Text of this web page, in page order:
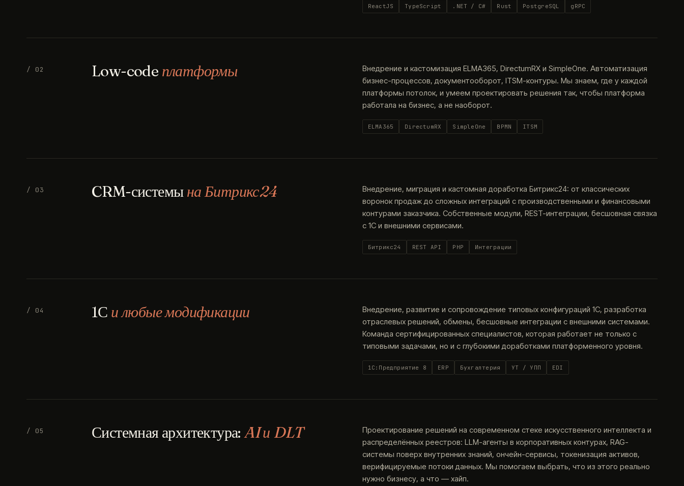
ReactJS TypeScript .NET / C# Rust PostgreSQL gRPC
/ 02 Low-code платформы
Внедрение и кастомизация ELMA365, DirectumRX и SimpleOne. Автоматизация
бизнес-процессов, документооборот, ITSM-контуры. Мы знаем, где у каждой
платформы потолок, и умеем проектировать решения так, чтобы платформа
работала на бизнес, а не наоборот.
ELMA365 DirectumRX SimpleOne BPMN ITSM
/ 03 CRM-системына Битрикс24
Внедрение, миграция и кастомная доработка Битрикс24: от классических
воронок продаж до сложных интеграций с производственными и финансовыми
контурами заказчика. Собственные модули, REST-интеграции, бесшовная связка
с 1С и внешними сервисами.
Битрикс24 REST API PHP Интеграции
/ 04 1С и любые модификации
Внедрение, развитие и сопровождение типовых конфигураций 1С, разработка
отраслевых решений, обмены, бесшовные интеграции с внешними системами.
Команда сертифицированных специалистов, которая работает не только с
типовыми задачами, но и с глубокими доработками платформенного уровня.
1С:Предприятие 8 ERP Бухгалтерия УТ / УПП EDI
/ 05 Системная архитектура:AI и DLT
Проектирование решений на современном стеке искусственного интеллекта и
распределённых реестров: LLM-агенты в корпоративных контурах, RAG-
системы поверх внутренних знаний, ончейн-сервисы, токенизация активов,
верифицируемые потоки данных. Мы помогаем выбрать, что из этого реально
нужно бизнесу, а что — хайп.